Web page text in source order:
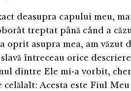
deasupra capului meu,
treptat până când a
oprit asupra mea, am văzut
întreceau orice
dintre Ele mi-a vorbit,
celălalt: Acesta este Fiul